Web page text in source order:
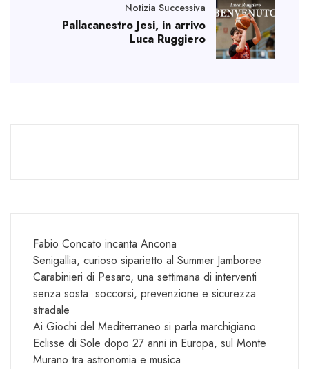
Notizia Successiva
Pallacanestro Jesi, in arrivo
Luca Ruggiero
Fabio Concato incanta Ancona
Senigallia, curioso siparietto al Summer Jamboree
Carabinieri di Pesaro, una settimana di interventi
senza sosta: soccorsi, prevenzione e sicurezza
stradale
Ai Giochi del Mediterraneo si parla marchigiano
Eclisse di Sole dopo 27 anni in Europa, sul Monte
Murano tra astronomia e musica